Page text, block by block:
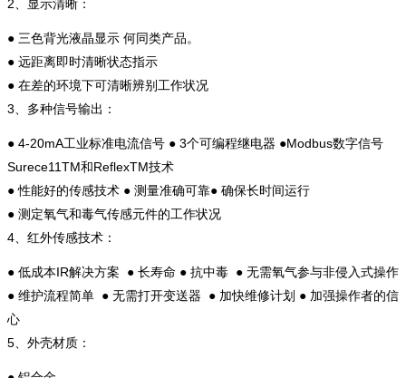
2、显示清晰：
● 三色背光液晶显示 何同类产品。
● 远距离即时清晰状态指示
● 在差的环境下可清晰辨别工作状况
3、多种信号输出：
● 4-20mA工业标准电流信号 ● 3个可编程继电器 ●Modbus数字信号
Surece11TM和ReflexTM技术
● 性能好的传感技术 ● 测量准确可靠● 确保长时间运行
● 测定氧气和毒气传感元件的工作状况
4、红外传感技术：
● 低成本IR解决方案 ● 长寿命 ● 抗中毒 ● 无需氧气参与非侵入式操作
● 维护流程简单 ● 无需打开变送器 ● 加快维修计划 ● 加强操作者的信
心
5、外壳材质：